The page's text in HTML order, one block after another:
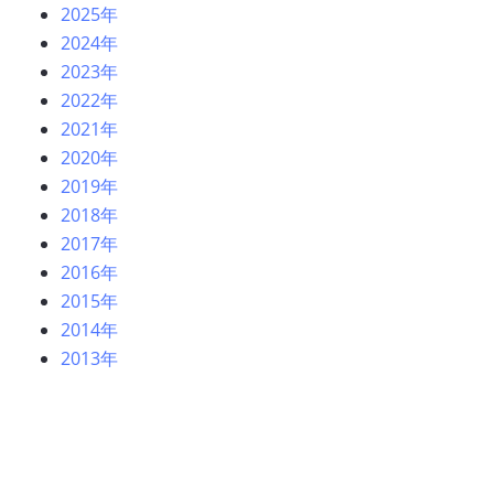
2025年
2024年
2023年
2022年
2021年
2020年
2019年
2018年
2017年
2016年
2015年
2014年
2013年